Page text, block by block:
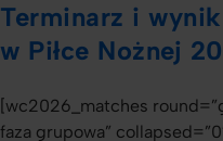
Terminarz i
w Piłce Nożnej
[wc2026_matches
faza grupowa”